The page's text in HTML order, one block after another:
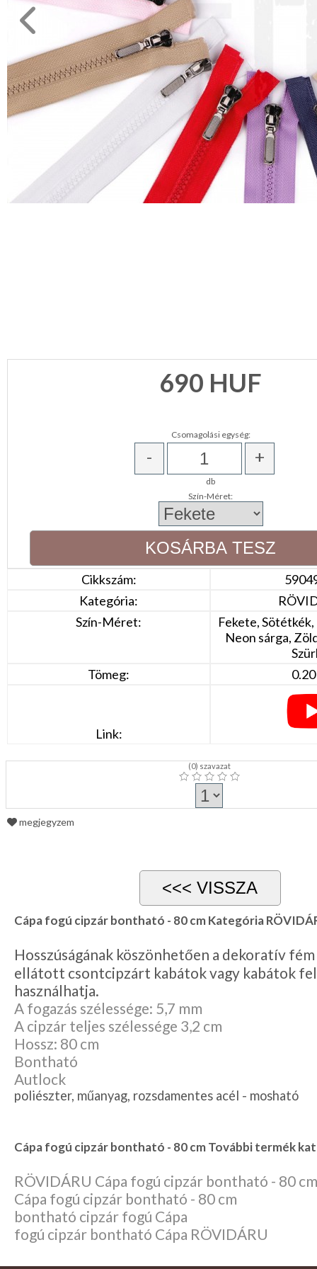
Eszköz,
kellék
hímzés
Műanyag
rövidáru
Varrógép
MÉTERÁRU
JELMEZ-
PARTY
Környezettudatos
690 HUF
Csomagolási egység:
- +
db
Szín-Méret:
Cikkszám:
Kategória:
Szín-Méret:
Fekete,
Neon sárga,
Tömeg:
Link:
(0) szavazat
megjegyzem
Cápa fogú cipzár bontható - 80 cm Kategória
Hosszúságának köszönhetően a dekoratív
ellátott csontcipzárt kabátok vagy kabátok
használhatja.
A fogazás szélessége: 5,7 mm
A cipzár teljes szélessége 3,2 cm
Hossz: 80 cm
Bontható
Autlock
poliészter, műanyag, rozsdamentes acél - mosható
Cápa fogú cipzár bontható - 80 cm További termék
RÖVIDÁRU Cápa fogú cipzár bontható - 80 cm
Cápa fogú cipzár bontható - 80 cm
bontható cipzár fogú Cápa
fogú cipzár bontható Cápa RÖVIDÁRU